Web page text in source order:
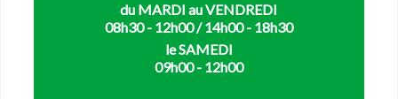
du MARDI au VENDREDI
08h30 - 12h00 / 14h00 - 18h30
le SAMEDI
09h00 - 12h00